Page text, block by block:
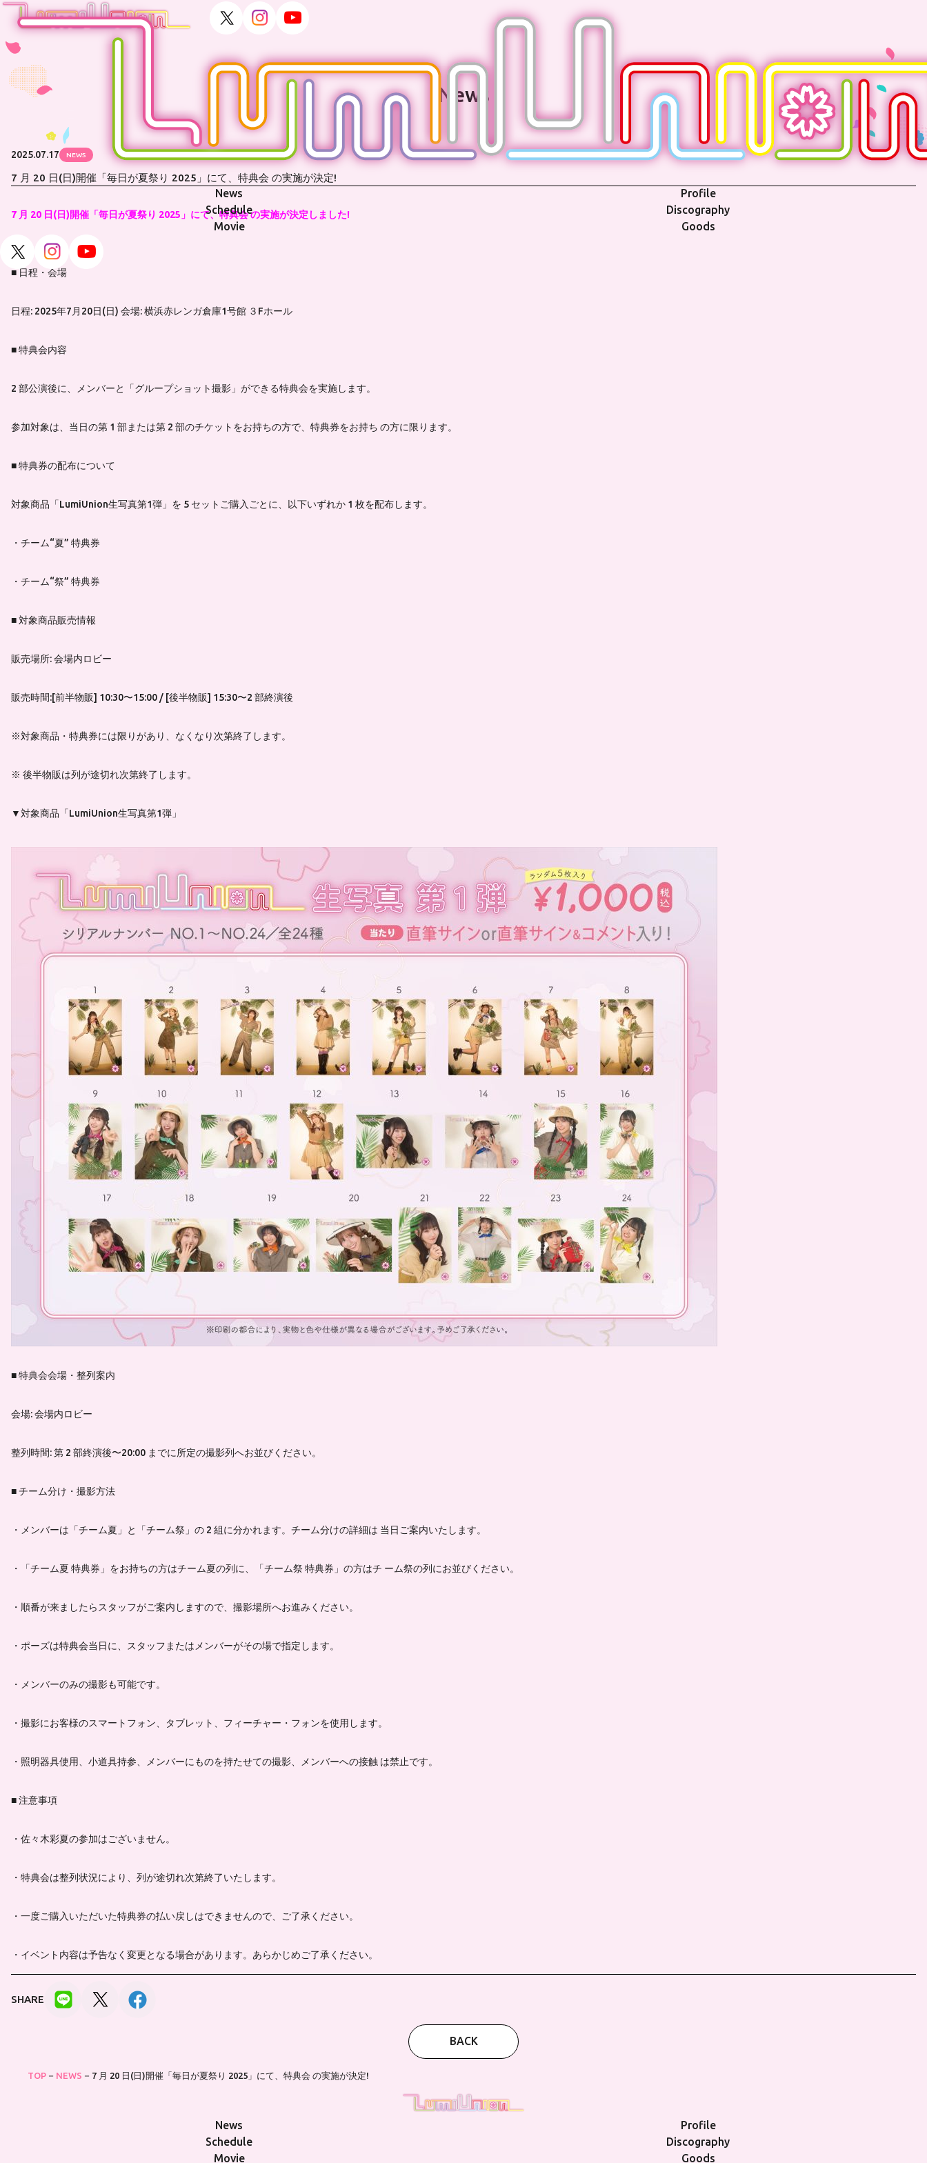
News
Profile
Schedule
Discography
Movie
Goods
News
2025.07.17 NEWS
7 月 20 日(日)開催「毎日が夏祭り 2025」にて、特典会 の実施が決定!
7 月 20 日(日)開催「毎日が夏祭り 2025」にて、特典会 の実施が決定しました!
■ 日程・会場
日程: 2025年7月20日(日) 会場: 横浜赤レンガ倉庫1号館 ３Fホール
■ 特典会内容
2 部公演後に、メンバーと「グループショット撮影」ができる特典会を実施します。
参加対象は、当日の第 1 部または第 2 部のチケットをお持ちの方で、特典券をお持ち の方に限ります。
■ 特典券の配布について
対象商品「LumiUnion生写真第1弾」を 5 セットご購入ごとに、以下いずれか 1 枚を配布します。
・チーム“夏” 特典券
・チーム“祭” 特典券
■ 対象商品販売情報
販売場所: 会場内ロビー
販売時間:[前半物販] 10:30〜15:00 / [後半物販] 15:30〜2 部終演後
※対象商品・特典券には限りがあり、なくなり次第終了します。
※ 後半物販は列が途切れ次第終了します。
▼対象商品「LumiUnion生写真第1弾」
■ 特典会会場・整列案内
会場: 会場内ロビー
整列時間: 第 2 部終演後〜20:00 までに所定の撮影列へお並びください。
■ チーム分け・撮影方法
・メンバーは「チーム夏」と「チーム祭」の 2 組に分かれます。チーム分けの詳細は 当日ご案内いたします。
・「チーム夏 特典券」をお持ちの方はチーム夏の列に、「チーム祭 特典券」の方はチ ーム祭の列にお並びください。
・順番が来ましたらスタッフがご案内しますので、撮影場所へお進みください。
・ポーズは特典会当日に、スタッフまたはメンバーがその場で指定します。
・メンバーのみの撮影も可能です。
・撮影にお客様のスマートフォン、タブレット、フィーチャー・フォンを使用します。
・照明器具使用、小道具持参、メンバーにものを持たせての撮影、メンバーへの接触 は禁止です。
■ 注意事項
・佐々木彩夏の参加はございません。
・特典会は整列状況により、列が途切れ次第終了いたします。
・一度ご購入いただいた特典券の払い戻しはできませんので、ご了承ください。
・イベント内容は予告なく変更となる場合があります。あらかじめご了承ください。
SHARE
BACK
TOP NEWS 7 月 20 日(日)開催「毎日が夏祭り 2025」にて、特典会 の実施が決定!
News
Profile
Schedule
Discography
Movie
Goods